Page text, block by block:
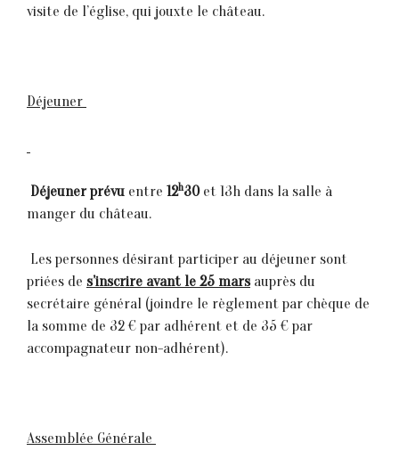
visite de l’église, qui jouxte le château.
Déjeuner
Déjeuner prévu entre 12h30et 13h dans la salle à
manger du château.
 Les personnes désirant participer au déjeuner sont
priées de s’inscrire avant le 25 marsauprès du
secrétaire général (joindre le règlement par chèque de
la somme de 32 € par adhérent et de 35 € par
accompagnateur non-adhérent).
Assemblée Générale